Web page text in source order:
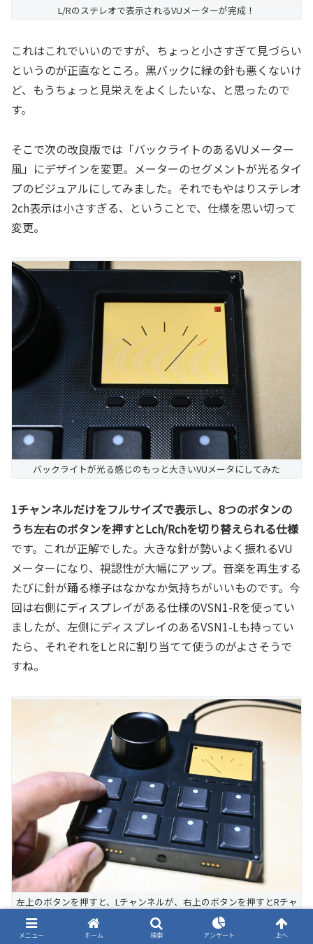
L/Rのステレオで表示されるVUメーターが完成！
これはこれでいいのですが、ちょっと小さすぎて見づらい
というのが正直なところ。黒バックに緑の針も悪くないけ
ど、もうちょっと見栄えをよくしたいな、と思ったので
す。
そこで次の改良版では「バックライトのあるVUメーター
風」にデザインを変更。メーターのセグメントが光るタイ
プのビジュアルにしてみました。それでもやはりステレオ
2ch表示は小さすぎる、ということで、仕様を思い切って
変更。
バックライトが光る感じのもっと大きいVUメータにしてみた
1チャンネルだけをフルサイズで表示し、8つのボタンの
うち左右のボタンを押すとLch/Rchを切り替えられる仕様
です。これが正解でした。大きな針が勢いよく振れるVU
メーターになり、視認性が大幅にアップ。音楽を再生する
たびに針が踊る様子はなかなか気持ちがいいものです。今
回は右側にディスプレイがある仕様のVSN1-Rを使ってい
ましたが、左側にディスプレイのあるVSN1-Lも持ってい
たら、それぞれをLとRに割り当てて使うのがよさそうで
すね。
左上のボタンを押すと、Lチャンネルが、右上のボタンを押すとRチャ
ンネルが表示されるようにしてみた
メニュー ホーム 検索 アンケート 上へ